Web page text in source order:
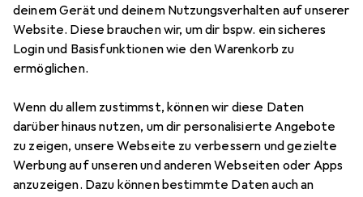
deinem Gerät und deinem Nutzungsverhalten auf unserer
Website. Diese brauchen wir, um dir bspw. ein sicheres
Login und Basisfunktionen wie den Warenkorb zu
ermöglichen.
Wenn du allem zustimmst, können wir diese Daten
darüber hinaus nutzen, um dir personalisierte Angebote
zu zeigen, unsere Webseite zu verbessern und gezielte
Werbung auf unseren und anderen Webseiten oder Apps
anzuzeigen. Dazu können bestimmte Daten auch an
3 Bilder
Gedore8798-70
Aufsteckmaulschlüssel 28 Z, 70 mm
70 mm
Preis in EUR inkl. MwSt.
EUR
775,–
Bewertungen